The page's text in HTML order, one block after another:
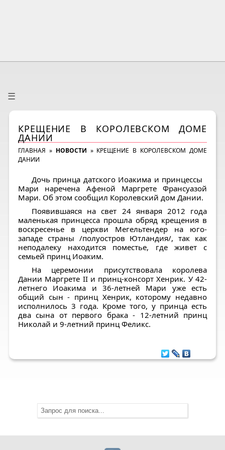
☰
КРЕЩЕНИЕ В КОРОЛЕВСКОМ ДОМЕ
ДАНИИ
ГЛАВНАЯ » НОВОСТИ » КРЕЩЕНИЕ В КОРОЛЕВСКОМ ДОМЕ
ДАНИИ
Дочь принца датского Иоакима и принцессы
Мари наречена Афеной Маргрете Франсуазой
Мари. Об этом сообщил Королевский дом Дании.
Появившаяся на свет 24 января 2012 года
маленькая принцесса прошла обряд крещения в
воскресенье в церкви Мегельтендер на юго-
западе страны /полуостров Ютландия/, так как
неподалеку находится поместье, где живет с
семьей принц Иоаким.
На церемонии присутствовала королева
Дании Маргрете II и принц-консорт Хенрик. У 42-
летнего Иоакима и 36-летней Мари уже есть
общий сын - принц Хенрик, которому недавно
исполнилось 3 года. Кроме того, у принца есть
два сына от первого брака - 12-летний принц
Николай и 9-летний принц Феликс.